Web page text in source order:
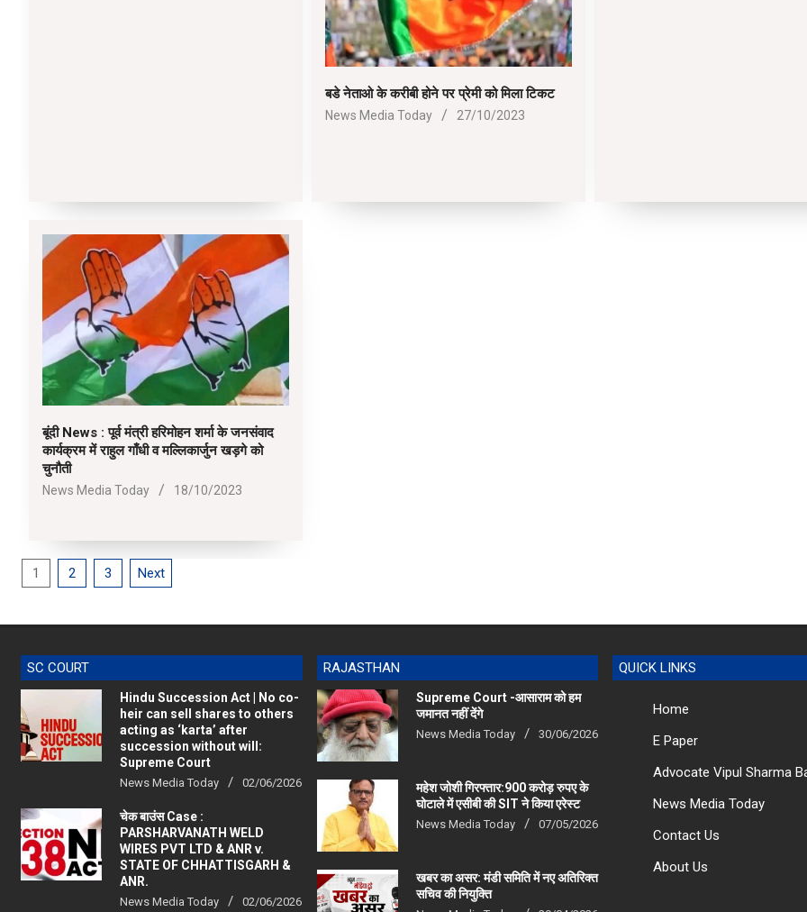
बडे नेताओ के करीबी होने पर प्रेमी को मिला टिकट
2023-
News Media Today 27/10/2023
बूंदी News : पूर्व मंत्री हरिमोहन शर्मा के जनसंवाद
कार्यक्रम में राहुल गाँधी व मल्लिकार्जुन खड़गे को
चुनौती
2023-
News Media Today 18/10/2023
Posts
1 2 3 Next
boAt Newly Launched Wave Call Plus with 1.83"
SHOP NOW
SC COURT
Hindu Succession Act | No co-
heir can sell shares to others
acting as ‘karta’ after
succession without will:
Supreme Court
News Media Today 02/06/2026
चेक बाउंस Case :
PARSHARVANATH WELD
WIRES PVT LTD & ANR v.
STATE OF CHHATTISGARH &
ANR.
News Media Today 02/06/2026
RAJASTHAN
Supreme Court -आसाराम को हम
जमानत नहीं देंगे
News Media Today 30/06/2026
महेश जोशी गिरफ्तार:900 करोड़ रुपए के
घोटाले में एसीबी की SIT ने किया एरेस्‍ट
News Media Today 07/05/2026
खबर का असर: मंडी समिति में नए अतिरिक्त
सचिव की नियुक्ति
QUICK LINKS
Home
E Paper
Advocate Vipul Sharma
News Media Today
Contact Us
About Us